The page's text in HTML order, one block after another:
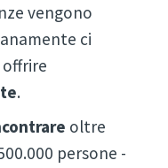
vengono
ci
.
oltre
persone -